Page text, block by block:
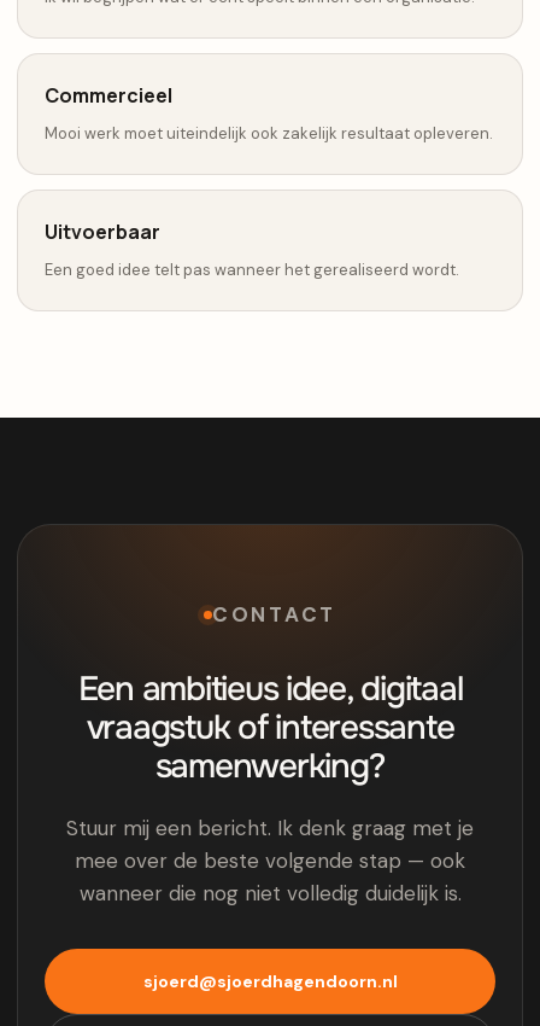
Commercieel
Mooi werk moet uiteindelijk ook zakelijk resultaat opleveren.
Uitvoerbaar
Een goed idee telt pas wanneer het gerealiseerd wordt.
CONTACT
Een ambitieus idee, digitaal
vraagstuk of interessante
samenwerking?
Stuur mij een bericht. Ik denk graag met je
mee over de beste volgende stap — ook
wanneer die nog niet volledig duidelijk is.
sjoerd@sjoerdhagendoorn.nl